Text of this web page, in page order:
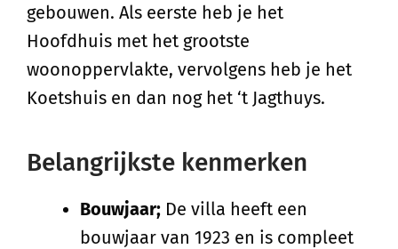
gebouwen. Als eerste heb je het
Hoofdhuis met het grootste
woonoppervlakte, vervolgens heb je het
Koetshuis en dan nog het ‘t Jagthuys.
Belangrijkste kenmerken
Bouwjaar; De villa heeft een
bouwjaar van 1923 en is compleet